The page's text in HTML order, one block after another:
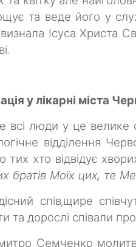
та веде його у
Ісуса Христа
у лікарні міста
люди у це велике
відділення
тих хто відвідує
братів Моїх цих, те
спів,щире
та дорослі співали
Семченко